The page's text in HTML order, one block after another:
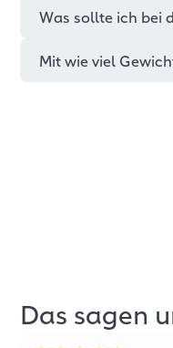
Was sollte ich bei
Mit wie viel
Das sagen